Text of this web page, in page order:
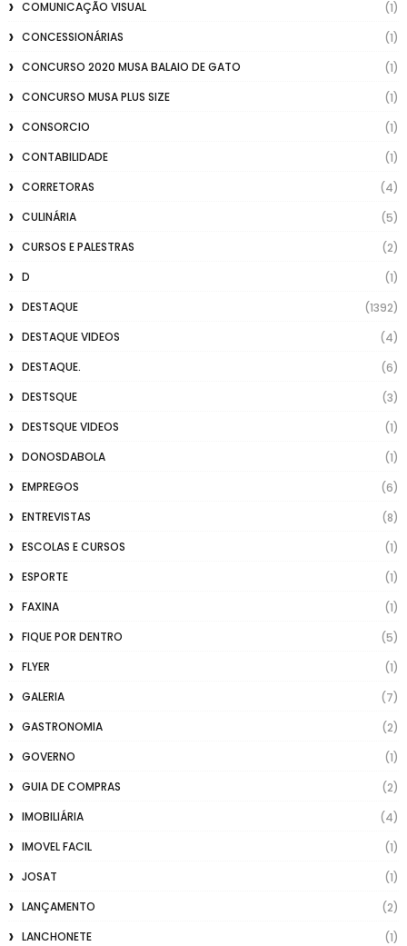
COMUNICAÇÃO VISUAL
(1)
CONCESSIONÁRIAS
(1)
CONCURSO 2020 MUSA BALAIO DE GATO
(1)
CONCURSO MUSA PLUS SIZE
(1)
CONSORCIO
(1)
CONTABILIDADE
(1)
CORRETORAS
(4)
CULINÁRIA
(5)
CURSOS E PALESTRAS
(2)
D
(1)
DESTAQUE
(1392)
DESTAQUE VIDEOS
(4)
DESTAQUE.
(6)
DESTSQUE
(3)
DESTSQUE VIDEOS
(1)
DONOSDABOLA
(1)
EMPREGOS
(6)
ENTREVISTAS
(8)
ESCOLAS E CURSOS
(1)
ESPORTE
(1)
FAXINA
(1)
FIQUE POR DENTRO
(5)
FLYER
(1)
GALERIA
(7)
GASTRONOMIA
(2)
GOVERNO
(1)
GUIA DE COMPRAS
(2)
IMOBILIÁRIA
(4)
IMOVEL FACIL
(1)
JOSAT
(1)
LANÇAMENTO
(2)
LANCHONETE
(1)